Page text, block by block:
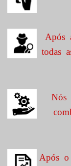
Após
todas
Nós
Após